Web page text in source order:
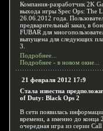
Компания-разработчик 2K
выхода игры Spec Ops: The
26.06.2012 года.
предварительный заказ, в
FUBAR для
выпущена для следующих
3.
Подробнее...
Подробнее - в новом окне...
21 февраля 2012 17:9
Стала известна
of Duty: Black Ops 2
В сети появилась
времени, а именно до конца
очередная игра из серии